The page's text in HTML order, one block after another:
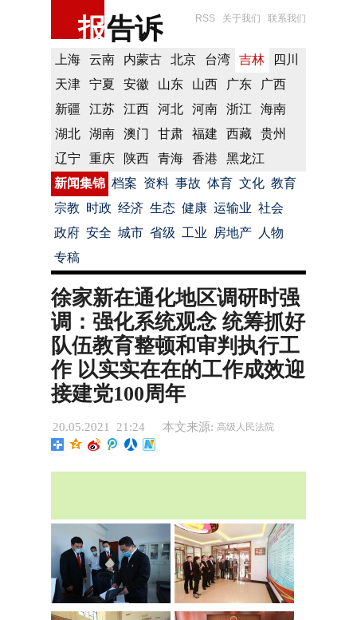
报告诉 RSS 关于我们 联系我们
上海 云南 内蒙古 北京 台湾 吉林
四川
天津
宁夏 安徽 山东 山西 广东
广西
新疆
江苏 江西 河北 河南 浙江
海南
湖北
湖南 澳门 甘肃 福建 西藏
贵州
辽宁
重庆 陕西 青海 香港
黑龙江
新闻集锦 档案 资料 事故 体育 文化 教育
宗教 时政 经济 生态 健康 运输业 社会
政府 安全 城市 省级 工业 房地产
人物
专稿
徐家新在通化地区调研时强
调：强化系统观念 统筹抓好
队伍教育整顿和审判执行工
作 以实实在在的工作成效迎
接建党100周年
20.05.2021 21:24 本文来源: 高级人民法院